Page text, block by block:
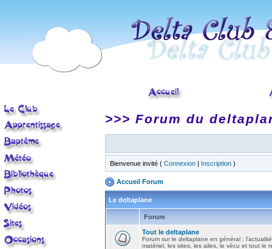
>>> Forum du
Bienvenue invité ( Connexion | Inscription )
Accueil Forum
Le deltaplane
Forum
Tout le deltaplane
Forum sur le deltaplane en général :
matériel, les sites, les ailes, le vécu et tout le